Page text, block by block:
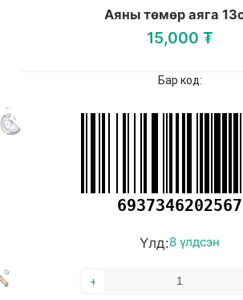
Аяны төмөр аяга
15,000 ₮
Бар код:
6937346202567
Үлд:8 үлдсэн